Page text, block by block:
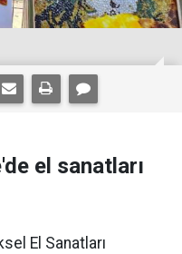
el sanatları
El Sanatları